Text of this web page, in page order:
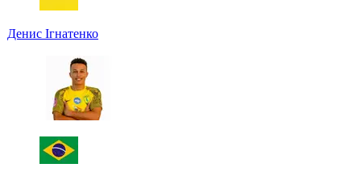
Денис Ігнатенко